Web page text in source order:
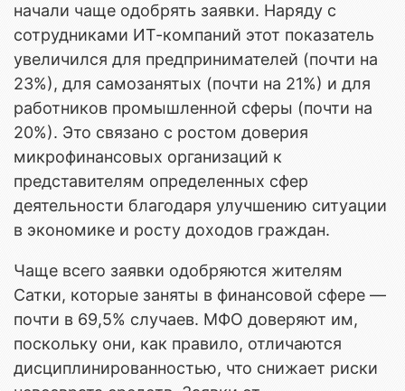
начали чаще одобрять заявки. Наряду с
сотрудниками ИТ-компаний этот показатель
увеличился для предпринимателей (почти на
23%), для самозанятых (почти на 21%) и для
работников промышленной сферы (почти на
20%). Это связано с ростом доверия
микрофинансовых организаций к
представителям определенных сфер
деятельности благодаря улучшению ситуации
в экономике и росту доходов граждан.
Чаще всего заявки одобряются жителям
Сатки, которые заняты в финансовой сфере —
почти в 69,5% случаев. МФО доверяют им,
поскольку они, как правило, отличаются
дисциплинированностью, что снижает риски